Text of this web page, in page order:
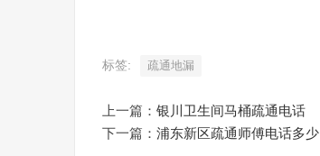
标签: 疏通地漏
上一篇： 银川卫生间马桶疏通电话
下一篇： 浦东新区疏通师傅电话多少